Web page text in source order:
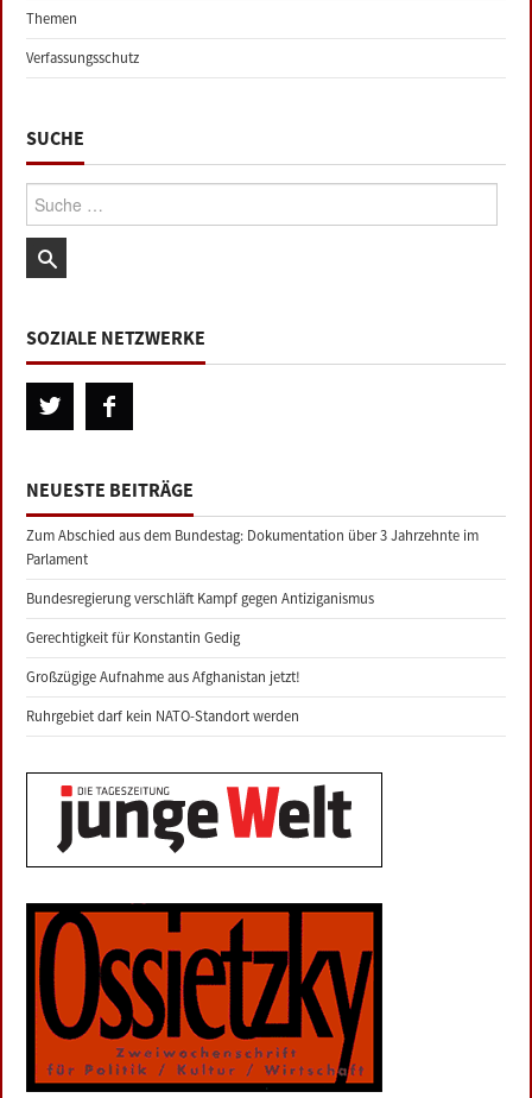
Themen
Verfassungsschutz
SUCHE
Suche:
SOZIALE NETZWERKE
NEUESTE BEITRÄGE
Zum Abschied aus dem Bundestag: Dokumentation über 3 Jahrzehnte im
Parlament
Bundesregierung verschläft Kampf gegen Antiziganismus
Gerechtigkeit für Konstantin Gedig
Großzügige Aufnahme aus Afghanistan jetzt!
Ruhrgebiet darf kein NATO-Standort werden